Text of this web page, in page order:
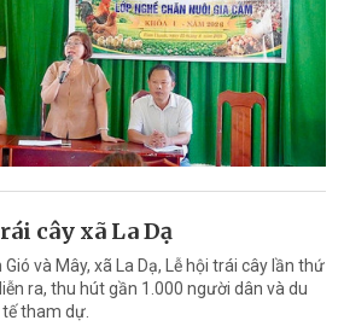
cây xã La Dạ
và Mây, xã La Dạ, Lễ hội trái cây lần thứ
ra, thu hút gần 1.000 người dân và du
tham dự.